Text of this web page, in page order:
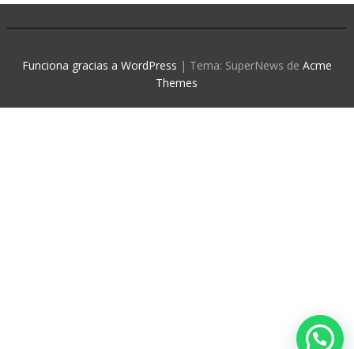
Funciona gracias a WordPress | Tema: SuperNews de Acme
Themes